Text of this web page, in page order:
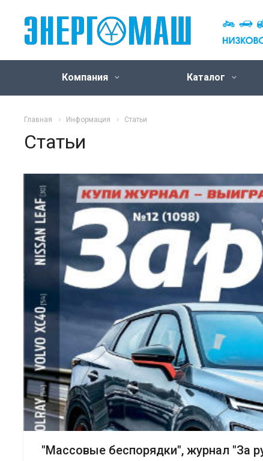
Компания Каталог
Главная Информация Статьи
Статьи
"Массовые беспорядки", журнал "За